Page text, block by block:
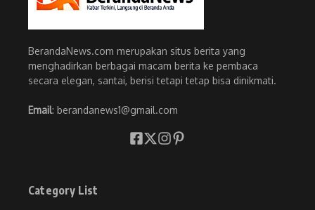
BerandaNews.com merupakan situs berita yang
menghadirkan berbagai macam berita ke pembaca
secara elegan, santai, berisi tetapi tetap bisa dinikmati.
Email: berandanews1@gmail.com
Category List